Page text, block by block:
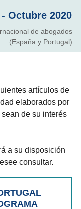
- Octubre 2020
artículos de
elaborados por
de su interés
a su disposición
consultar.